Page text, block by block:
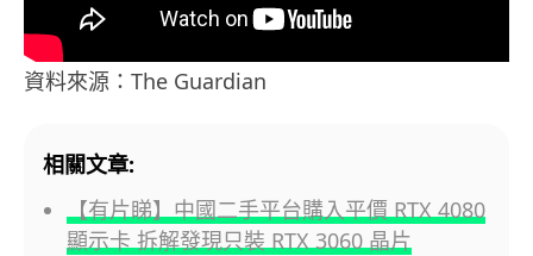
資料來源：The Guardian
相關文章:
【有片睇】中國二手平台購入平價 RTX 4080
顯示卡 拆解發現只裝 RTX 3060 晶片